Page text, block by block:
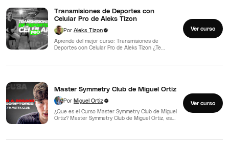
Transmisiones de Deportes con
Celular Pro de Aleks Tizon
Por Aleks Tizon
Aprende del mejor curso: Transmisiones de
Deportes con Celular Pro de Aleks Tizon ¿Te
Ver curso
Master Symmetry Club de Miguel Ortiz
Por Miguel Ortiz
¿Que es el Curso Master Symmetry Club de Miguel
Ortiz? Master Symmetry Club de Miguel Ortiz, es…
Ver curso